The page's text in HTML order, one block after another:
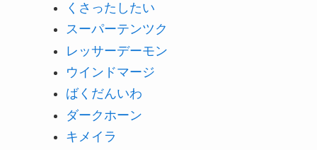
くさったしたい
スーパーテンツク
レッサーデーモン
ウインドマージ
ばくだんいわ
ダークホーン
キメイラ